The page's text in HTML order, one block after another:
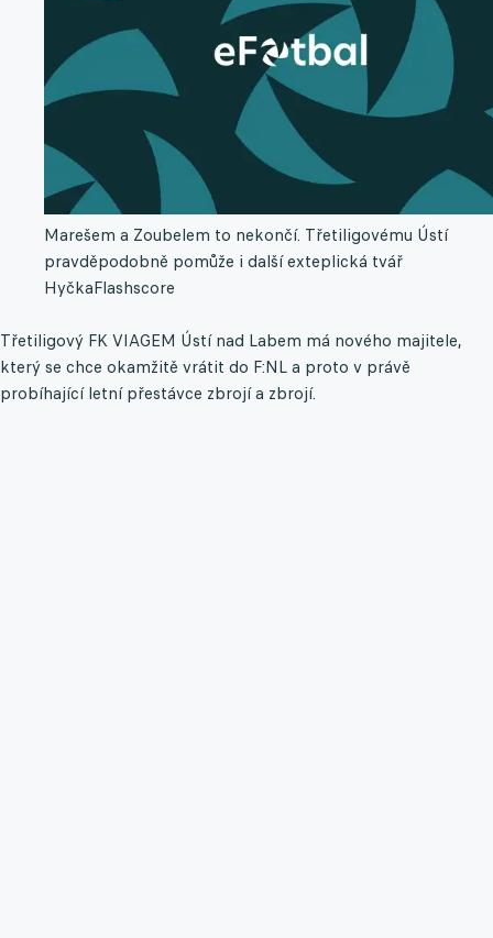
Marešem a Zoubelem to nekončí. Třetiligovému Ústí
pravděpodobně pomůže i další exteplická tvář
HyčkaFlashscore
Třetiligový FK VIAGEM Ústí nad Labem má nového majitele,
který se chce okamžitě vrátit do F:NL a proto v právě
probíhající letní přestávce zbrojí a zbrojí.